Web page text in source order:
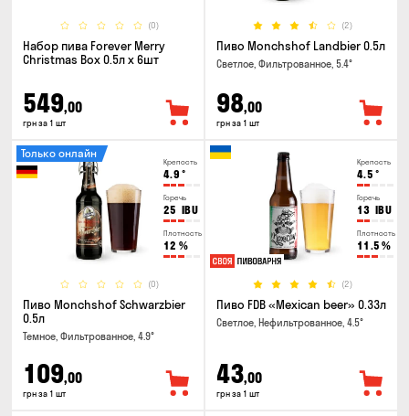
(0)
Набор пива Forever Merry
Christmas Box 0.5л x 6шт
549,00
грн за 1 шт
(2)
Пиво Monchshof Landbier 0.5л
Светлое, Фильтрованное, 5.4°
98,00
грн за 1 шт
Крепость
4.9 °
Горечь
25 IBU
Плотность
12 %
(0)
Только онлайн
Пиво Monchshof Schwarzbier
0.5л
Темное, Фильтрованное, 4.9°
109,00
грн за 1 шт
Крепость
4.5 °
Горечь
13 IBU
Плотность
11.5 %
(2)
Пиво FDB «Mexican beer» 0.33л
Светлое, Нефильтрованное, 4.5°
43,00
грн за 1 шт